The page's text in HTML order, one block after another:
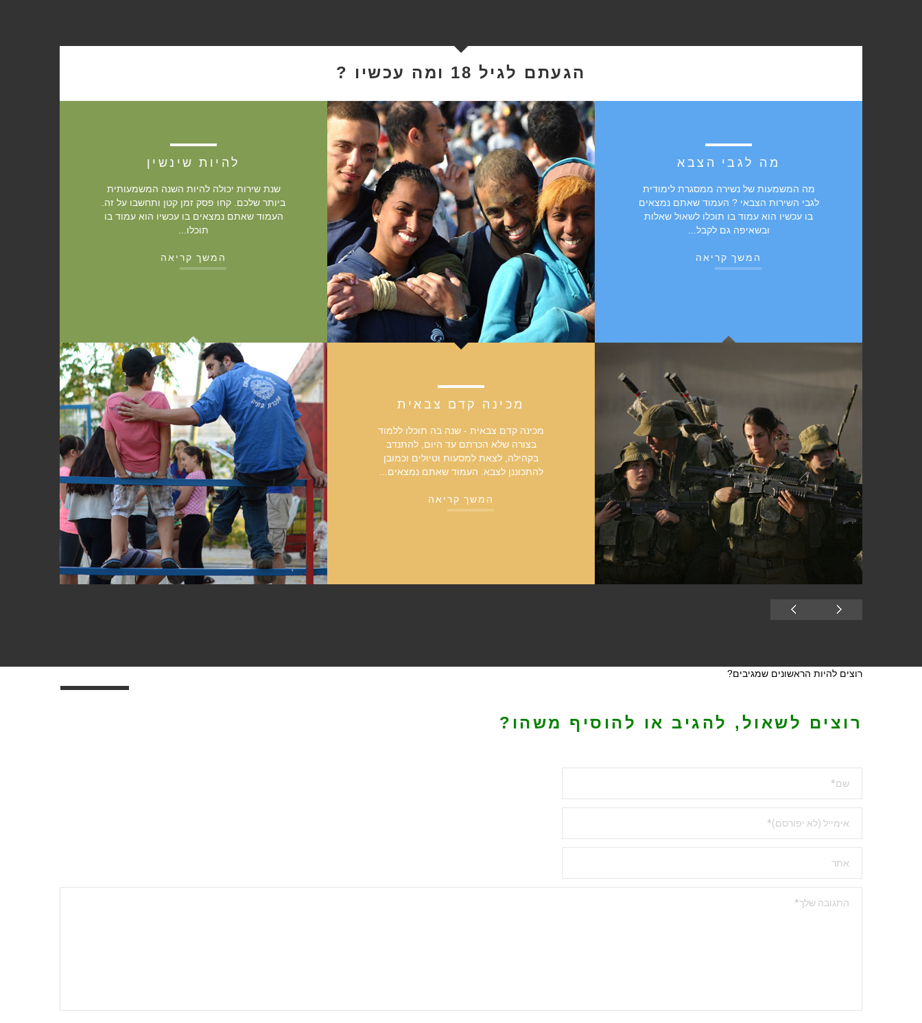
הגעתם לגיל 18 ומה עכשיו ?
מה לגבי הצבא
מה המשמעות של נשירה ממסגרת לימודית
לגבי השירות הצבאי ? העמוד שאתם נמצאים
בו עכשיו הוא עמוד בו תוכלו לשאול שאלות
ובשאיפה גם לקבל...
המשך קריאה
מכינה קדם צבאית
מכינה קדם צבאית - שנה בה תוכלו ללמוד
בצורה שלא הכרתם עד היום, להתנדב
בקהילה, לצאת למסעות וטיולים וכמובן
להתכוננן לצבא. העמוד שאתם נמצאים...
המשך קריאה
להיות שינשין
שנת שירות יכולה להיות השנה המשמעותית
ביותר שלכם. קחו פסק זמן קטן ותחשבו על זה.
העמוד שאתם נמצאים בו עכשיו הוא עמוד בו
תוכלו...
המשך קריאה
רוצים להיות הראשונים שמגיבים?
רוצים לשאול, להגיב או להוסיף משהו?